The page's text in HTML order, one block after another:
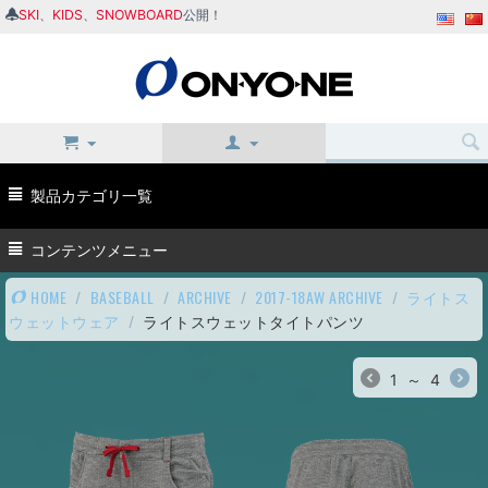
SKI KIDS SNOWBOARD公開！
製品カテゴリ一覧
コンテンツメニュー
HOME / BASEBALL / ARCHIVE / 2017-18AW ARCHIVE / ライトス
ウェットウェア / ライトスウェットタイトパンツ
1 ～ 4